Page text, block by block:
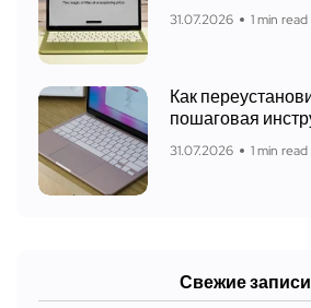
31.07.2026 1 min read
Как
пошаговая
31.07.2026 1 min read
Свежие записи